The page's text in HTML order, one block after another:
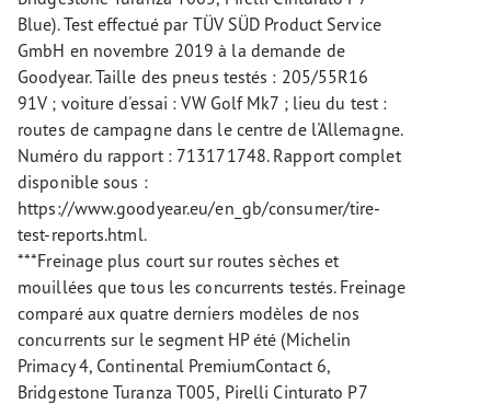
Blue). Test effectué par TÜV SÜD Product Service
GmbH en novembre 2019 à la demande de
Goodyear. Taille des pneus testés : 205/55R16
91V ; voiture d'essai : VW Golf Mk7 ; lieu du test :
routes de campagne dans le centre de l'Allemagne.
Numéro du rapport : 713171748. Rapport complet
disponible sous :
https://www.goodyear.eu/en_gb/consumer/tire-
test-reports.html.
***Freinage plus court sur routes sèches et
mouillées que tous les concurrents testés. Freinage
comparé aux quatre derniers modèles de nos
concurrents sur le segment HP été (Michelin
Primacy 4, Continental PremiumContact 6,
Bridgestone Turanza T005, Pirelli Cinturato P7